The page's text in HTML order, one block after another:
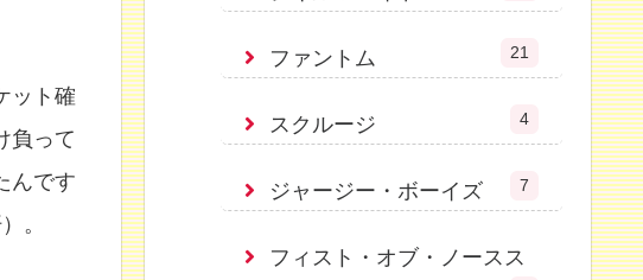
ット確
負って
んです
。
ファントム 21
スクルージ 4
ジャージー・ボーイズ 7
フィスト・オブ・ノースス